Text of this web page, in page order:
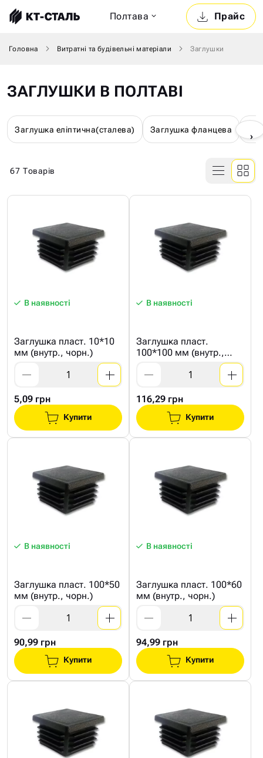
Прайс
Полтава
Головна Витратні та будівельні матеріали Заглушки
ЗАГЛУШКИ В ПОЛТАВІ
Заглушка еліптична(сталева) Заглушка фланцева
›
67 Товарів
В наявності
Заглушка пласт. 10*10
мм (внутр., чорн.)
5,09 грн
Купити
В наявності
Заглушка пласт.
100*100 мм (внутр.,
116,29 грн
Купити
В наявності
Заглушка пласт. 100*50
мм (внутр., чорн.)
90,99 грн
Купити
В наявності
Заглушка пласт. 100*60
мм (внутр., чорн.)
94,99 грн
Купити